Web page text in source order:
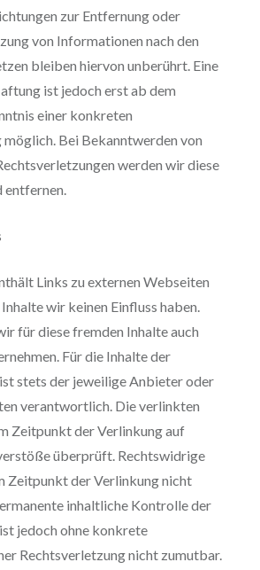
zur Entfernung oder
von Informationen nach den
bleiben hiervon unberührt. Eine
ist jedoch erst ab dem
einer konkreten
Bei Bekanntwerden von
werden wir diese
entfernen.
Links zu externen Webseiten
wir keinen Einfluss haben.
für diese fremden Inhalte auch
Für die Inhalte der
stets der jeweilige Anbieter oder
verantwortlich. Die verlinkten
Zeitpunkt der Verlinkung auf
überprüft. Rechtswidrige
Zeitpunkt der Verlinkung nicht
inhaltliche Kontrolle der
jedoch ohne konkrete
Rechtsverletzung nicht zumutbar.